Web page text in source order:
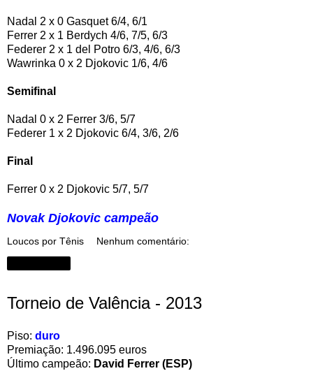
Nadal 2 x 0 Gasquet 6/4, 6/1
Ferrer 2 x 1 Berdych 4/6, 7/5, 6/3
Federer 2 x 1 del Potro 6/3, 4/6, 6/3
Wawrinka 0 x 2 Djokovic 1/6, 4/6
Semifinal
Nadal 0 x 2 Ferrer 3/6, 5/7
Federer 1 x 2 Djokovic 6/4, 3/6, 2/6
Final
Ferrer 0 x 2 Djokovic 5/7, 5/7
Novak Djokovic campeão
Loucos por Tênis Nenhum comentário:
Torneio de Valência - 2013
Piso: duro
Premiação: 1.496.095 euros
Último campeão: David Ferrer (ESP)